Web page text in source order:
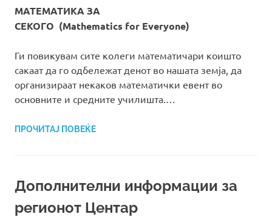
МАТЕМАТИКА ЗА
СЕКОГО (Mathematics for Everyone)
Ги повикувам сите колеги математичари коишто
сакаат да го одбележат денот во нашата земја, да
организираат некаков математички евент во
основните и средните училишта.…
ПРОЧИТАЈ ПОВЕЌЕ
Дополнителни информации за
регионот Центар